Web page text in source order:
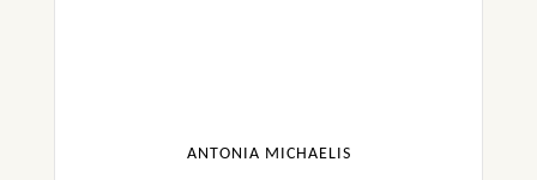
ANTONIA MICHAELIS